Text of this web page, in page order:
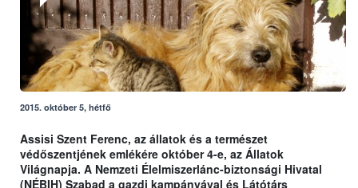
2015. október 5, hétfő
Assisi Szent Ferenc, az állatok és a természet
védőszentjének emlékére október 4-e, az Állatok
Világnapja. A Nemzeti Élelmiszerlánc-biztonsági Hivatal
(NÉBIH) Szabad a gazdi kampányával és Látótárs